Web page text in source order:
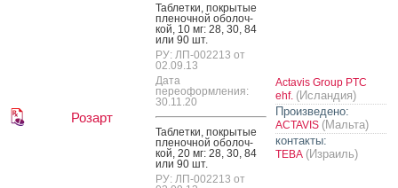
Розарт
Таб­летки, пок­ры­тые
пле­ноч­ной обо­лоч­
кой, 10 мг: 28, 30, 84
или 90 шт.
РУ: ЛП-002213 от
02.09.13
Дата
переоформления:
30.11.20
Таб­летки, пок­ры­тые
пле­ноч­ной обо­лоч­
кой, 20 мг: 28, 30, 84
или 90 шт.
РУ: ЛП-002213 от
Actavis Group PTC
ehf. (Исландия)
Произведено:
ACTAVIS (Мальта)
контакты:
ТЕВА (Израиль)